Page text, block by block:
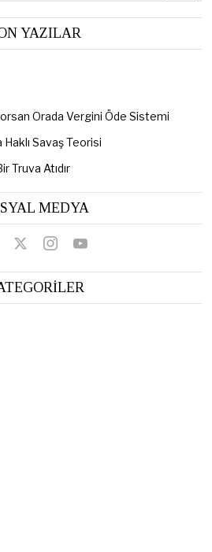
YAZILAR
Orada Vergini Öde Sistemi
Savaş Teorisi
Truva Atıdır
MEDYA